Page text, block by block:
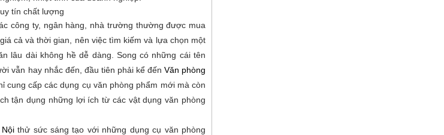
tín chất lượng
công ty, ngân hàng, nhà trường thường được mua
cả và thời gian, nên việc tìm kiếm và lựa chọn một
lâu dài không hề dễ dàng. Song có những cái tên
vẫn hay nhắc đến, đầu tiên phải kể đến Văn phòng
cung cấp các dụng cụ văn phòng phẩm mới mà còn
tận dụng những lợi ích từ các vật dụng văn phòng
thử sức sáng tạo với những dụng cụ văn phòng